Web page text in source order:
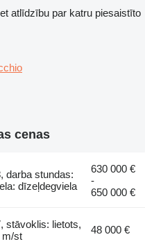
atlīdzību par katru piesaistīto
cenas
darba stundas:
dīzeļdegviela
630 000 €
-
650 000 €
stāvoklis: lietots,
m/st
48 000 €